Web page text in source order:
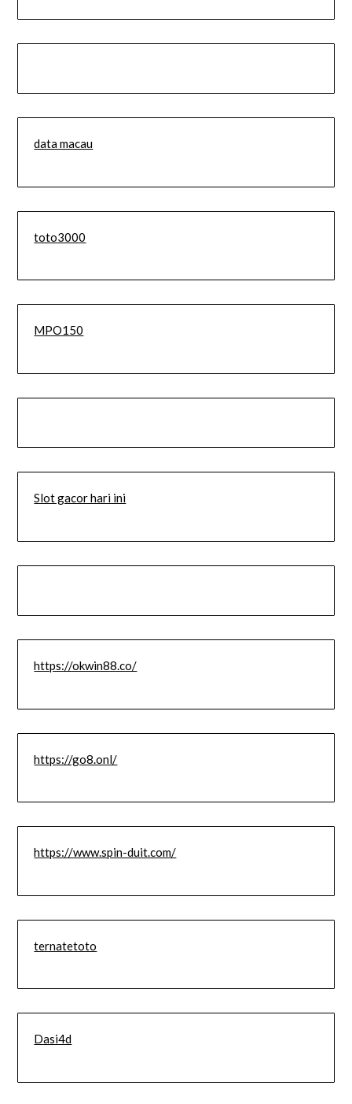
data macau
toto3000
MPO150
Slot gacor hari ini
https://okwin88.co/
https://go8.onl/
https://www.spin-duit.com/
ternatetoto
Dasi4d